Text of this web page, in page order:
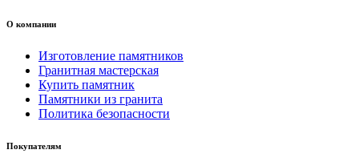
О компании
Изготовление памятников
Гранитная мастерская
Купить памятник
Памятники из гранита
Политика безопасности
Покупателям